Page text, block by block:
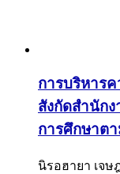
การบริหาร
สังกัดสำนัก
การศึกษาต
นิรอฮายา เจษ